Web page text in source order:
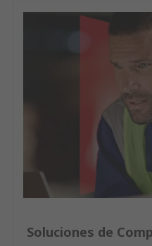
Soluciones de